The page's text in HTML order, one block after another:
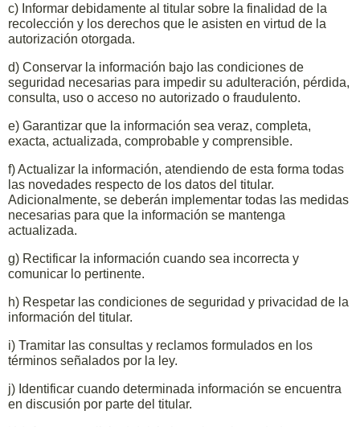
c) Informar debidamente al titular sobre la finalidad de la
recolección y los derechos que le asisten en virtud de la
autorización otorgada.
d) Conservar la información bajo las condiciones de
seguridad necesarias para impedir su adulteración, pérdida,
consulta, uso o acceso no autorizado o fraudulento.
e) Garantizar que la información sea veraz, completa,
exacta, actualizada, comprobable y comprensible.
f) Actualizar la información, atendiendo de esta forma todas
las novedades respecto de los datos del titular.
Adicionalmente, se deberán implementar todas las medidas
necesarias para que la información se mantenga
actualizada.
g) Rectificar la información cuando sea incorrecta y
comunicar lo pertinente.
h) Respetar las condiciones de seguridad y privacidad de la
información del titular.
i) Tramitar las consultas y reclamos formulados en los
términos señalados por la ley.
j) Identificar cuando determinada información se encuentra
en discusión por parte del titular.